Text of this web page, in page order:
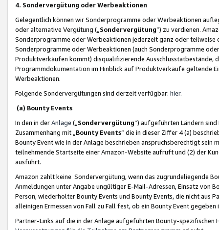
4. Sondervergütung oder Werbeaktionen
Gelegentlich können wir Sonderprogramme oder Werbeaktionen
oder alternative Vergütung („ Sondervergütung”) zu verdienen.
Sonderprogramme oder Werbeaktionen jederzeit ganz oder
Sonderprogramme oder Werbeaktionen (auch Sonderprogramme
Produktverkäufen kommt) disqualifizierende Ausschlusstatbestände,
Programmdokumentation im Hinblick auf Produktverkäufe geltende
Werbeaktionen.
Folgende Sondervergütungen sind derzeit verfügbar: hier.
(a) Bounty Events
In den in derAnlage („ Sondervergütung“) aufgeführten Ländern
Zusammenhang mit „ Bounty Events“ die in dieser Ziffer 4 (a)
Bounty Event wie in der Anlage beschrieben anspruchsberechtigt sein
teilnehmende Startseite einer Amazon-Website aufruft und (2) der
ausführt.
Amazon zahlt keine Sondervergütung, wenn das zugrundeliegende
Anmeldungen unter Angabe ungültiger E-Mail-Adressen, Einsatz von
Person, wiederholter Bounty Events und Bounty Events, die nicht
alleinigen Ermessen von Fall zu Fall fest, ob ein Bounty Event
Partner-Links auf die in der Anlage aufgeführten Bounty-spezifischen